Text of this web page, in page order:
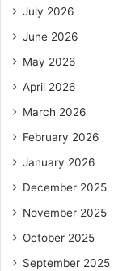
July 2026
June 2026
May 2026
April 2026
March 2026
February 2026
January 2026
December 2025
November 2025
October 2025
September 2025